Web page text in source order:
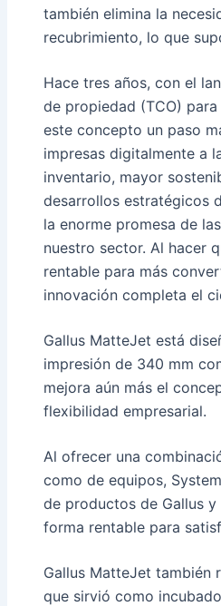
también elimina la
recubrimiento, lo que
Hace tres años, con el
de propiedad (TCO)
este concepto un paso
impresas digitalmente a
inventario, mayor
desarrollos estratégicos
la enorme promesa de
nuestro sector. Al hacer
rentable para más
innovación completa el
Gallus MatteJet está
impresión de 340 mm
mejora aún más el
flexibilidad empresarial.
Al ofrecer una
como de equipos,
de productos de Gallus
forma rentable para
Gallus MatteJet también
que sirvió como